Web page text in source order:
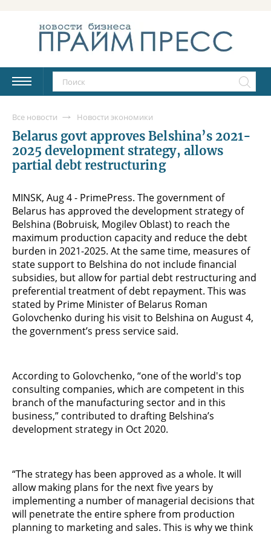
Все новости Новости экономики
Belarus govt approves Belshina’s 2021-
2025 development strategy, allows
partial debt restructuring
MINSK, Aug 4 - PrimePress. The government of
Belarus has approved the development strategy of
Belshina (Bobruisk, Mogilev Oblast) to reach the
maximum production capacity and reduce the debt
burden in 2021-2025. At the same time, measures of
state support to Belshina do not include financial
subsidies, but allow for partial debt restructuring and
preferential treatment of debt repayment. This was
stated by Prime Minister of Belarus Roman
Golovchenko during his visit to Belshina on August 4,
the government’s press service said.
According to Golovchenko, “one of the world's top
consulting companies, which are competent in this
branch of the manufacturing sector and in this
business,” contributed to drafting Belshina’s
development strategy in Oct 2020.
“The strategy has been approved as a whole. It will
allow making plans for the next five years by
implementing a number of managerial decisions that
will penetrate the entire sphere from production
planning to marketing and sales. This is why we think